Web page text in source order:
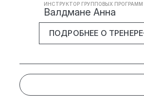
ИНСТРУКТОР ГРУППОВЫХ ПРОГРАММ
Валдмане Анна
ПОДРОБНЕЕ О ТРЕНЕРЕ